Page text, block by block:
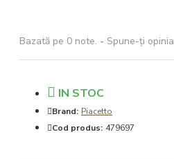
Bazată pe 0 note. - Spune-ţi opinia
IN STOC
Brand: Piacetto
Cod produs: 479697